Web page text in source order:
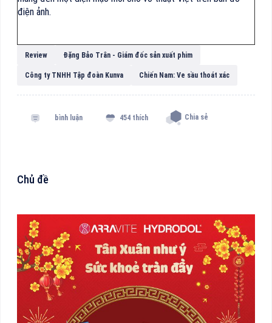
điện ảnh.
Review Đặng Bảo Trân - Giám đốc sản xuất phim
Công ty TNHH Tập đoàn Kunva Chiến Nam: Ve sầu thoát xác
bình luận 454 thích Chia sẻ
Chủ đề